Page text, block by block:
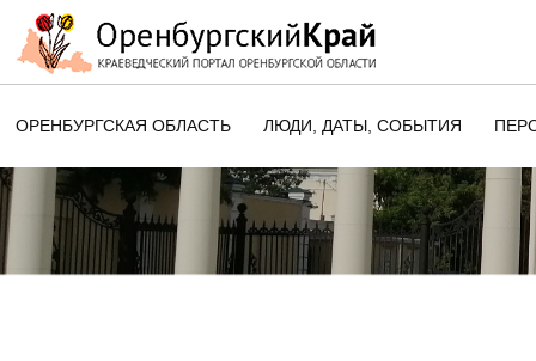
ОРЕНБУРГСКАЯ ОБЛАСТЬ ЛЮДИ, ДАТЫ, CОБЫТИЯ
ЭТОТ ДЕНЬ В ИСТОРИИ
ОРЕНБУРГСКОГО КРАЯ
ПАМЯТНЫЕ ДАТЫ
ОБЛАСТИ